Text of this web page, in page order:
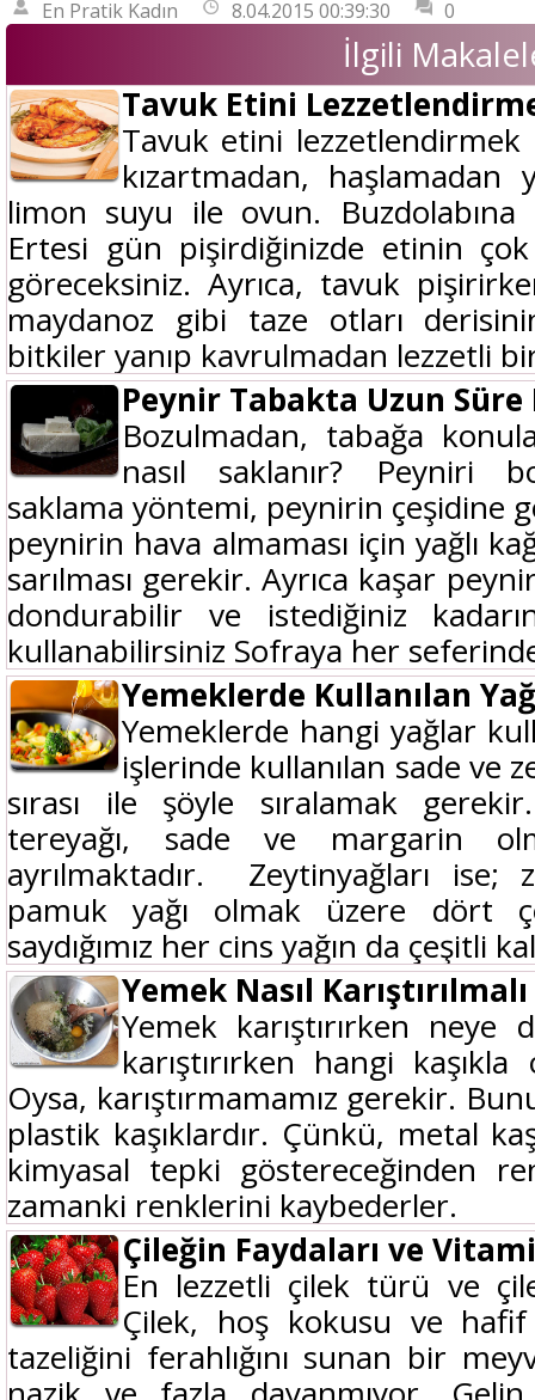
En Pratik Kadın 8.04.2015 00:39:30 0
İlgili
Tavuk Etini
Tavuk etini lezzetlendirmek
kızartmadan, haşlamadan
limon suyu ile ovun.
Ertesi gün pişirdiğinizde etinin
göreceksiniz. Ayrıca, tavuk
maydanoz gibi taze otları
bitkiler yanıp kavrulmadan lezzetli
Peynir Tabakta Uzun Süre
Bozulmadan, tabağa
nasıl saklanır? Peyniri
saklama yöntemi, peynirin çeşidine
peynirin hava almaması için yağlı
sarılması gerekir. Ayrıca kaşar
dondurabilir ve istediğiniz
kullanabilirsiniz Sofraya her
Yemeklerde Kullanılan
Yemeklerde hangi yağlar
işlerinde kullanılan sade ve
sırası ile şöyle sıralamak
tereyağı, sade ve margarin
ayrılmaktadır. Zeytinyağları ise;
pamuk yağı olmak üzere dört
saydığımız her cins yağın da çeşitli
Yemek Nasıl Karıştırılmalı
Yemek karıştırırken neye
karıştırırken hangi kaşıkla
Oysa, karıştırmamamız gerekir.
plastik kaşıklardır. Çünkü, metal
kimyasal tepki göstereceğinden
zamanki renklerini kaybederler.
Çileğin Faydaları ve
En lezzetli çilek türü ve
Çilek, hoş kokusu ve hafif
tazeliğini ferahlığını sunan bir